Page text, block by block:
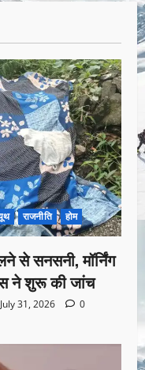
राजनीति होम
से सनसनी, मॉर्निंग
ने शुरू की जांच
July 31, 2026
0